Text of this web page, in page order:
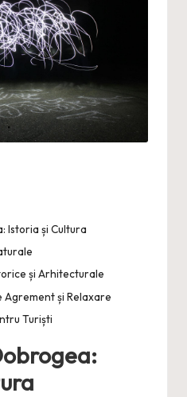
Istoria și Cultura
și Arhitecturale
și Relaxare
Turiști